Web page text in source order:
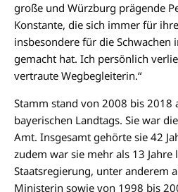
große und Würzburg prägende
Konstante, die sich immer für
insbesondere für die Schwachen
gemacht hat. Ich persönlich
vertraute Wegbegleiterin.“
Stamm stand von 2008 bis 2018
bayerischen Landtags. Sie war
Amt. Insgesamt gehörte sie 42
zudem war sie mehr als 13
Staatsregierung, unter anderem
Ministerin sowie von 1998 bis